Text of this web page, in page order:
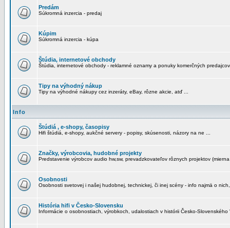
Predám
Súkromná inzercia - predaj
Kúpim
Súkromná inzercia - kúpa
Štúdia, internetové obchody
Štúdia, internetové obchody - reklamné oznamy a ponuky komerčných predajcov
Tipy na výhodný nákup
Tipy na výhodné nákupy cez inzeráty, eBay, rôzne akcie, atď ...
Info
Štúdiá , e-shopy, časopisy
Hifi štúdiá, e-shopy, aukčné servery - popisy, skúsenosti, názory na ne ...
Značky, výrobcovia, hudobné projekty
Predstavenie výrobcov audio hw,sw, prevadzkovateľov rôznych projektov
Osobnosti
Osobnosti svetovej i našej hudobnej, technickej, či inej scény - info najmä o
História hifi v Česko-Slovensku
Informácie o osobnostiach, výrobkoch, udalostiach v histórii Česko-Slovenského